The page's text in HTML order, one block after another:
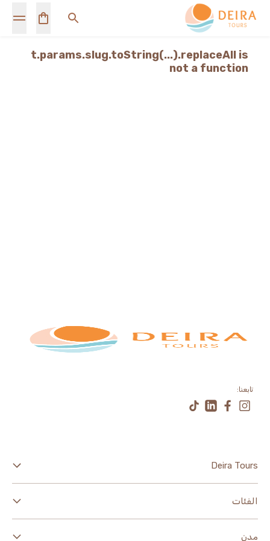
t.params.slug.toString(...).replaceAll is
not a function
تابعنا:
Deira Tours
الأحكام والشروط
الفئات
مدن